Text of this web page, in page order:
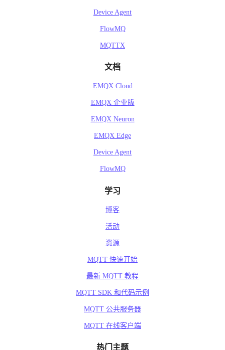
Device Agent
FlowMQ
MQTTX
文档
EMQX Cloud
EMQX 企业版
EMQX Neuron
EMQX Edge
Device Agent
FlowMQ
学习
博客
活动
资源
MQTT 快速开始
最新 MQTT 教程
MQTT SDK 和代码示例
MQTT 公共服务器
MQTT 在线客户端
热门主题